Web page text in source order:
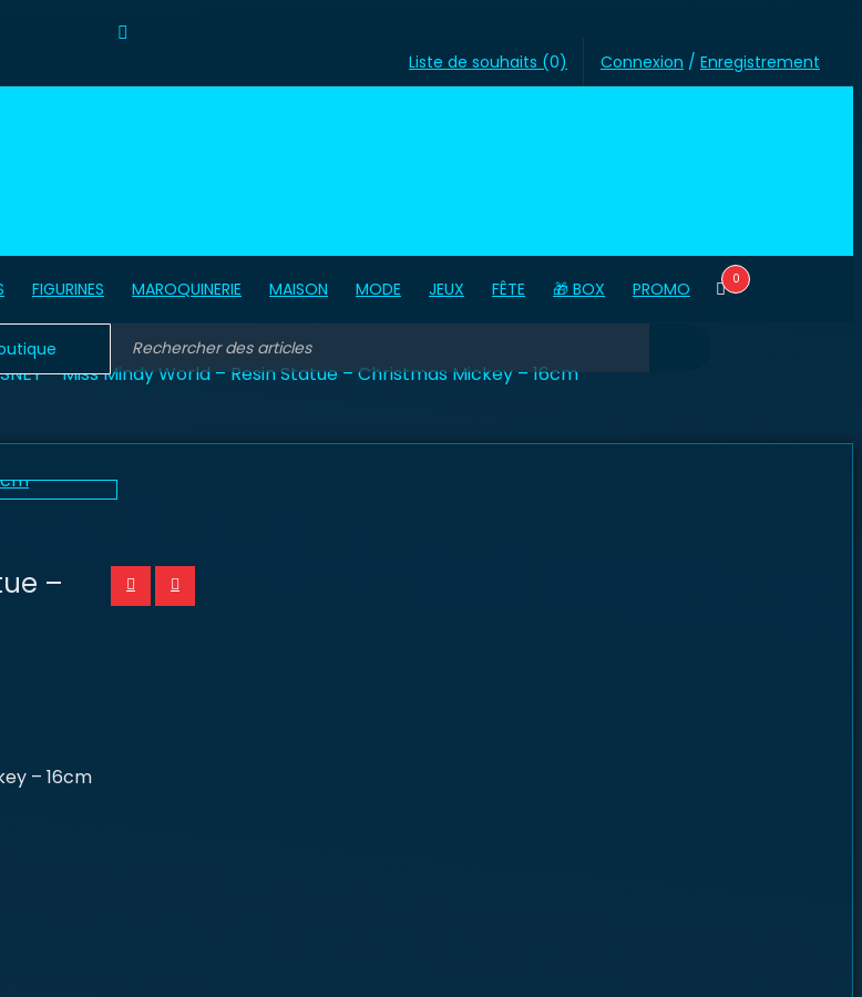
Connexion / Enregistrement
Liste de souhaits (0)
FIGURINES MAROQUINERIE MAISON MODE JEUX FÊTE 🎁 BOX PROMO 0
– Miss Mindy World – Resin Statue – Christmas Mickey – 16cm
–
– 16cm